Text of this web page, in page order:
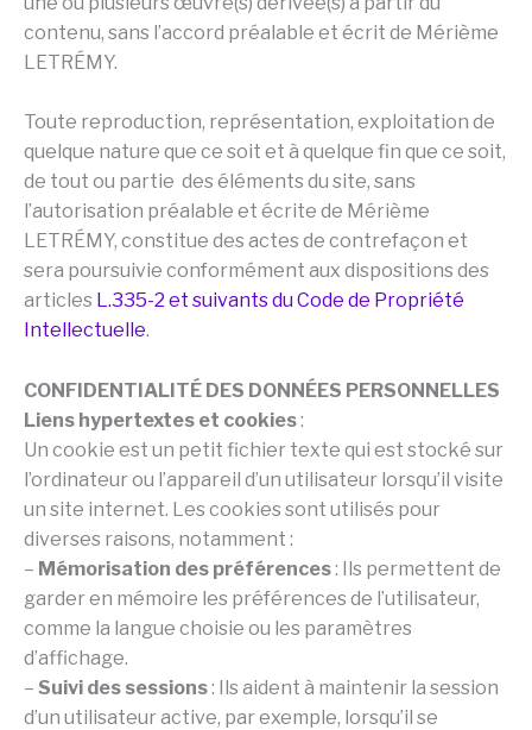
contenu, sans l’accord préalable et écrit de Mérième
LETRÉMY.
Toute reproduction, représentation, exploitation de
quelque nature que ce soit et à quelque fin que ce soit,
de tout ou partie des éléments du site, sans
l’autorisation préalable et écrite de Mérième
LETRÉMY, constitue des actes de contrefaçon et
sera poursuivie conformément aux dispositions des
articles L.335-2 et suivants du Code de Propriété
Intellectuelle.
CONFIDENTIALITÉ DES DONNÉES PERSONNELLES
Liens hypertextes et cookies:
Un cookie est un petit fichier texte qui est stocké sur
l’ordinateur ou l’appareil d’un utilisateur lorsqu’il visite
un site internet. Les cookies sont utilisés pour
diverses raisons, notamment :
– Mémorisation des préférences: Ils permettent de
garder en mémoire les préférences de l’utilisateur,
comme la langue choisie ou les paramètres
d’affichage.
– Suivi des sessions: Ils aident à maintenir la session
d’un utilisateur active, par exemple, lorsqu’il se